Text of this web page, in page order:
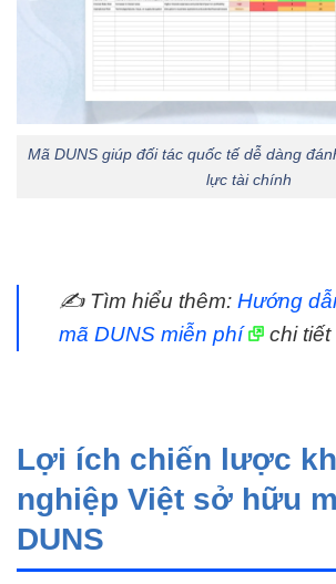
Mã DUNS giúp đối tác quốc tế dễ dàng
lực tài chính
✍️ Tìm hiểu thêm: Hướng
mã DUNS miễn phí
chi tiết
Lợi ích chiến lược
nghiệp Việt sở hữu
DUNS